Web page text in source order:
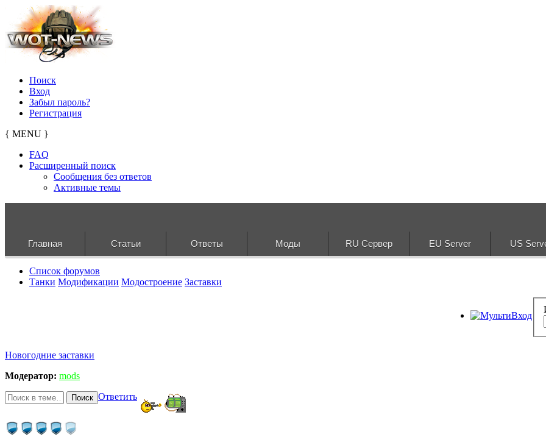
Поиск
Вход
Забыл пароль?
Регистрация
{ MENU }
FAQ
Расширенный поиск
Сообщения без ответов
Активные темы
Главная Статьи Ответы Моды RU Сервер EU Server US
Список форумов
Танки Модификации Модостроение Заставки
Новогодние заставки
Модератор: mods
Поиск Ответить